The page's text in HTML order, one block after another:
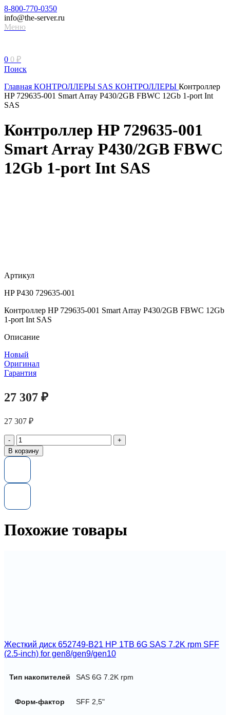
8-800-770-0350
info@the-server.ru
Меню
0 0 ₽
Поиск
Главная КОНТРОЛЛЕРЫ SAS КОНТРОЛЛЕРЫ Контроллер
HP 729635-001 Smart Array P430/2GB FBWC 12Gb 1-port Int
SAS
Контроллер HP 729635-001
Smart Array P430/2GB FBWC
12Gb 1-port Int SAS
Артикул
HP P430 729635-001
Контроллер HP 729635-001 Smart Array P430/2GB FBWC 12Gb
1-port Int SAS
Описание
Новый
Оригинал
Гарантия
27 307 ₽
27 307 ₽
Количество
товара
Контроллер
001
Array
P430/2GB
12Gb
В корзину
Похожие товары
Жесткий диск 652749-B21 HP 1TB 6G SAS 7.2K rpm SFF
(2.5-inch) for gen8/gen9/gen10
Тип накопителей SAS 6G 7.2K rpm
Форм-фактор SFF 2,5"